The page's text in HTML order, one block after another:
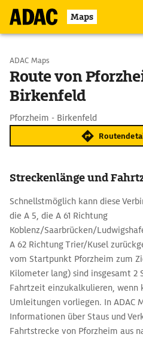
Maps
Start wählen
Ziel eingeben
ADAC Maps
Route von
Birkenfeld
Pforzheim - Birkenfeld
Streckenlänge und
Schnellstmöglich kann diese
die A 5, die A 61 Richtung
Koblenz/Saarbrücken/
A 62 Richtung Trier/Kusel
vom Startpunkt Pforzheim zum
Kilometer lang) sind insgesamt 2
Fahrtzeit einzukalkulieren, wenn
Umleitungen vorliegen. In ADAC
Informationen über Staus und
Fahrtstrecke von Pforzheim aus